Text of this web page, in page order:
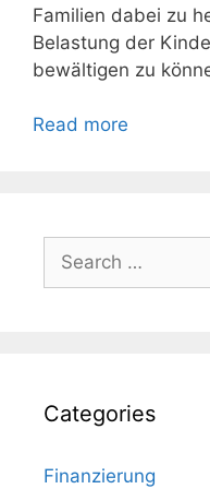
Familien dabei zu
Belastung der
bewältigen zu
Read more
Search
for:
Categories
Finanzierung